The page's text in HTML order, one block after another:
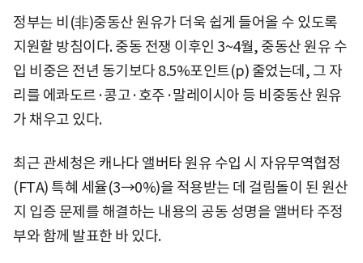
정부는 비(非)중동산 원유가 더욱 쉽게 들어올 수 있도록
지원할 방침이다. 중동 전쟁 이후인 3~4월, 중동산 원유 수
입 비중은 전년 동기보다 8.5%포인트(p) 줄었는데, 그 자
리를 에콰도르·콩고·호주·말레이시아 등 비중동산 원유
가 채우고 있다.
최근 관세청은 캐나다 앨버타 원유 수입 시 자유무역협정
(FTA) 특혜 세율(3→0%)을 적용받는 데 걸림돌이 된 원산
지 입증 문제를 해결하는 내용의 공동 성명을 앨버타 주정
부와 함께 발표한 바 있다.